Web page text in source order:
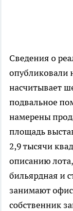
Сведения о
опубликовали
насчитывает
подвальное
намерены
площадь
2,9 тысячи
описанию
бильярдная и
занимают
собственник